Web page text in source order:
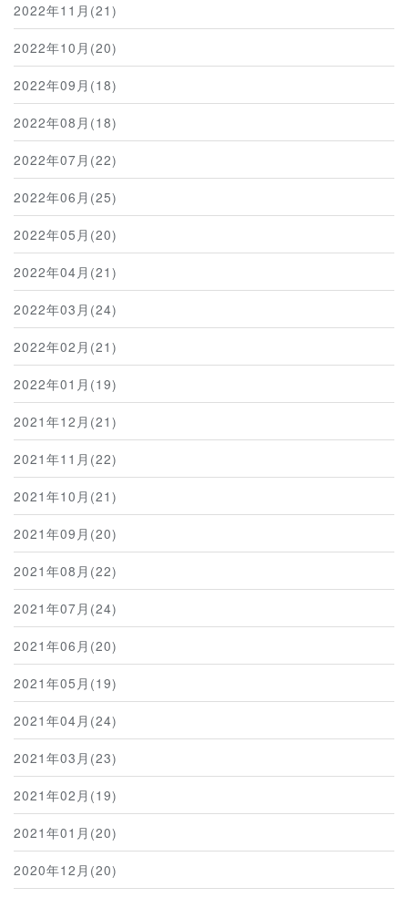
2022年11月(21)
2022年10月(20)
2022年09月(18)
2022年08月(18)
2022年07月(22)
2022年06月(25)
2022年05月(20)
2022年04月(21)
2022年03月(24)
2022年02月(21)
2022年01月(19)
2021年12月(21)
2021年11月(22)
2021年10月(21)
2021年09月(20)
2021年08月(22)
2021年07月(24)
2021年06月(20)
2021年05月(19)
2021年04月(24)
2021年03月(23)
2021年02月(19)
2021年01月(20)
2020年12月(20)